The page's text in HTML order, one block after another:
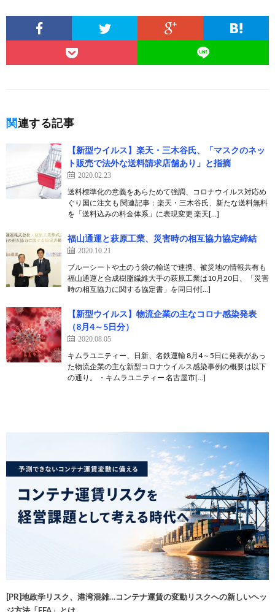
関連する記事
【新型ウイルス】楽天・三木谷氏、「マスクのネッ
ト販売で法外な送料請求店舗あり」と指摘
2020.02.23
送料標準化の意義をあらためて強調、コロナウイルス対応め
ぐり国に注文も 関連記事：楽天・三木谷氏、新たな送料無料
を「送料込みの料金体系」に表現変更 楽天[…]
福山通運と萩原工業、災害時の相互協力協定締結
2020.10.21
ブルーシートや土のう袋の輸送で連携、被災地の情報共有も
福山通運と合成樹脂繊維大手の萩原工業は10月20日、「災害
時の相互協力に関する協定書」を同日付[…]
【新型ウイルス】物流企業の主なコロナ感染発表
（8月4～5日分）
2020.08.05
キムラユニティー、日新、名鉄運輸 8月4～5日に発表があっ
た物流企業の主な新型コロナウイルス感染事例の概要は以下
の通り。 ・キムラユニティー 名古屋市[…]
[PR]地政学リスク、港湾混雑…コンテナ運賃の変動リスクへの新しいヘッ
ジ方法「FFA」とは